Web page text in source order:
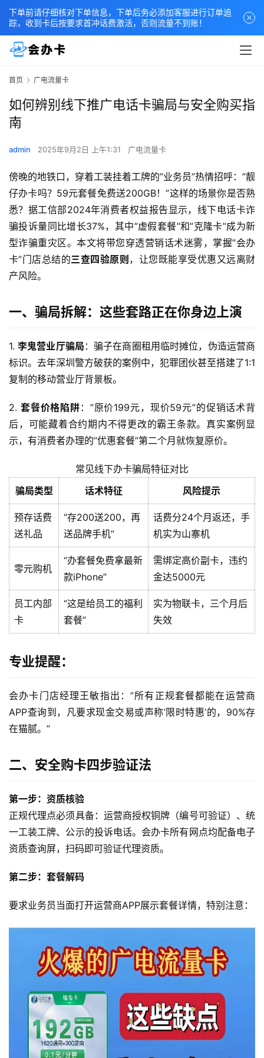
首页 广电流量卡
如何辨别线下推广电话卡骗局与安全购买指
南
admin 2025年9月2日 上午1:31 广电流量卡
傍晚的地铁口，穿着工装挂着工牌的”业务员”热情招呼：”靓
仔办卡吗？59元套餐免费送200GB！”这样的场景你是否熟
悉？据工信部2024年消费者权益报告显示，线下电话卡诈
骗投诉量同比增长37%，其中”虚假套餐”和”克隆卡”成为新
型诈骗重灾区。本文将带您穿透营销话术迷雾，掌握”会办
卡”门店总结的三查四验原则 ，让您既能享受优惠又远离财
产风险。
一、骗局拆解：这些套路正在你身边上演
1. 李鬼营业厅骗局 ：骗子在商圈租用临时摊位，伪造运营商
标识。去年深圳警方破获的案例中，犯罪团伙甚至搭建了1:1
复制的移动营业厅背景板。
2. 套餐价格陷阱 ：”原价199元，现价59元”的促销话术背
后，可能藏着合约期内不得更改的霸王条款。真实案例显
示，有消费者办理的”优惠套餐”第二个月就恢复原价。
常见线下办卡骗局特征对比
骗局类型
话术特征 风险提示
预存话费
送礼品
“存200送200，再
送品牌手机”
话费分24个月返还，手
机实为山寨机
零元购机
“办套餐免费拿最新
款iPhone”
需绑定高价副卡，违约
金达5000元
员工内部
卡
“这是给员工的福利
套餐”
实为物联卡，三个月后
失效
专业提醒：
会办卡门店经理王敏指出：”所有正规套餐都能在运营商
APP查询到，凡要求现金交易或声称’限时特惠’的，90%存
在猫腻。”
二、安全购卡四步验证法
第一步：资质核验
正规代理点必须具备：运营商授权铜牌（编号可验证）、统
一工装工牌、公示的投诉电话。会办卡所有网点均配备电子
资质查询屏，扫码即可验证代理资质。
第二步：套餐解码
要求业务员当面打开运营商APP展示套餐详情，特别注意：
下单前请仔细核对下单信息，下单后务必添加客服进行订单追
踪，收到卡后按要求首冲话费激活，否则流量不到账！